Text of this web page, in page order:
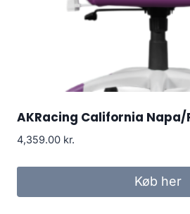
AKRacing California Napa/
4,359.00 kr.
Køb her